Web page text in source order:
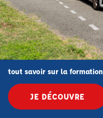
tout savoir sur la formation
JE DÉCOUVRE